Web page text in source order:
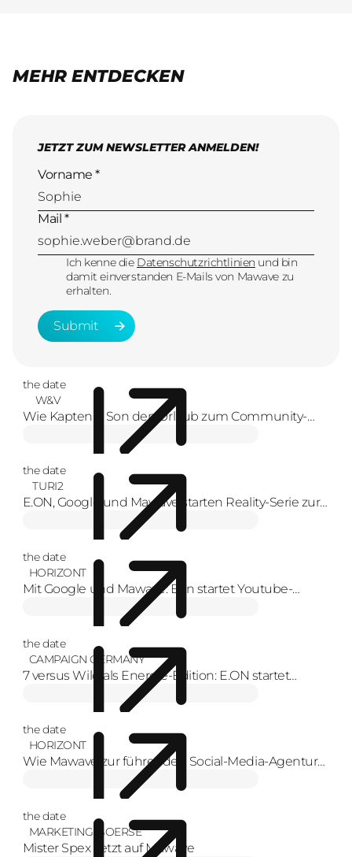
MEHR ENTDECKEN
the date
W&V
Wie Kapten & Son den Urlaub zum Community-
the date
TURI2
E.ON, Google und Mawave starten Reality-Serie zur
the date
HORIZONT
Mit Google und Mawave: Eon startet Youtube-
Format zur Energiewende mit Creators
the date
CAMPAIGN GERMANY
7 versus Wild als Energie-Edition: E.ON startet
the date
HORIZONT
Wie Mawave zur führenden Social-Media-Agentur
the date
MARKETING-BOERSE
Mister Spex setzt auf Mawave
JETZT ZUM NEWSLETTER ANMELDEN!
Vorname *
Mail *
Ich kenne die Datenschutzrichtlinien und bin
damit einverstanden E-Mails von Mawave zu
erhalten.
Submit